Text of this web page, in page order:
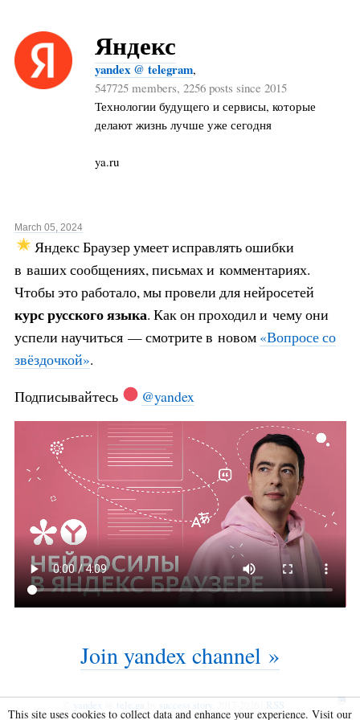
Яндекс
yandex @ telegram,
547725 members, 2256 posts since 2015
Технологии будущего и сервисы, которые
делают жизнь лучше уже сегодня
ya.ru
March 05, 2024
Яндекс Браузер умеет исправлять ошибки
в ваших сообщениях, письмах и комментариях.
Чтобы это работало, мы провели для нейросетей
курс русского языка. Как он проходил и чему они
успели научиться — смотрите в новом «Вопросе со
звёздочкой».
Подписывайтесь
@yandex
Join yandex channel »
yandex tele.ga success story RSS
This site uses cookies to collect data and enhance your experience. Visit our